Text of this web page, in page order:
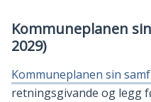
Kommuneplanen
2029)
Kommuneplanen sin
retningsgivande og legg